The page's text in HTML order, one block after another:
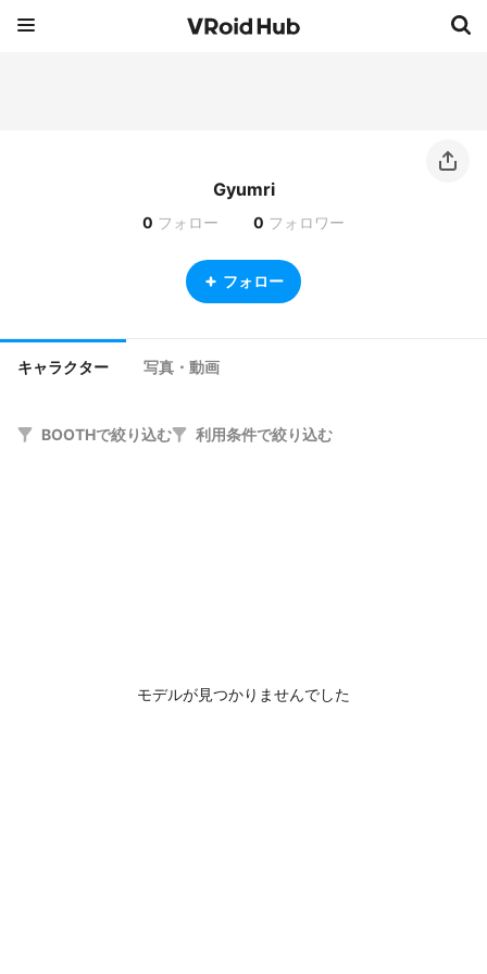
Gyumri
0 フォロー 0 フォロワー
フォロー
キャラクター 写真・動画
BOOTHで絞り込む 利用条件で絞り込む
モデルが見つかりませんでした